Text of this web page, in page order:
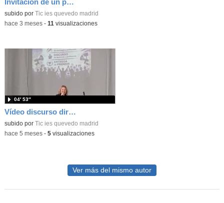
subido por
Tic ies quevedo madrid
-hace 3 meses- 11 visualizaciones
Vídeo discurso directora 8M EPAS
subido por Tic ies quevedo madrid
04′ 53″
-hace 5 meses- 5visualizaciones
Ver más del mismo autor